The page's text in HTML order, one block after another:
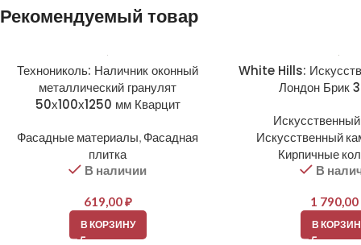
Рекомендуемый товар
Технониколь: Наличник оконный
металлический гранулят
50х100х1250 мм Кварцит
Фасадные материалы, Фасадная
плитка
В наличии
619,00₽
В КОРЗИНУ
White Hills:
Лондон Брик
Искусственный
Кирпичные
В
1 790,00
В